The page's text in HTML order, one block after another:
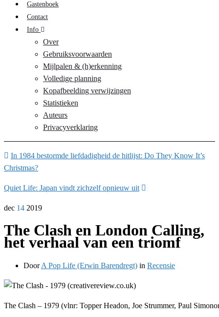
Gastenboek
Contact
Info
Over
Gebruiksvoorwaarden
Mijlpalen & (h)erkenning
Volledige planning
Kopafbeelding verwijzingen
Statistieken
Auteurs
Privacyverklaring
In 1984 bestormde liefdadigheid de hitlijst: Do They Know It’s
Christmas?
Quiet Life: Japan vindt zichzelf opnieuw uit
dec 14 2019
The Clash en London Calling,
het verhaal van een triomf
DoorA Pop Life (Erwin Barendregt) in Recensie
The Clash – 1979 (vlnr: Topper Headon, Joe Strummer, Paul